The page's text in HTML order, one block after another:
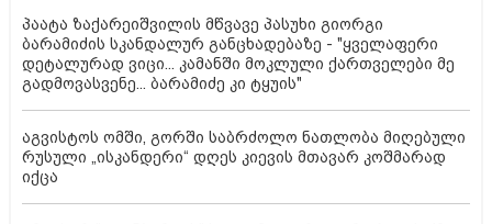
პაატა ზაქარეიშვილის მწვავე პასუხი გიორგი
ბარამიძის სკანდალურ განცხადებაზე - "ყველაფერი
დეტალურად ვიცი... კამანში მოკლული ქართველები მე
გადმოვასვენე... ბარამიძე კი ტყუის"
აგვისტოს ომში, გორში საბრძოლო ნათლობა მიღებული
რუსული „ისკანდერი“ დღეს კიევის მთავარ კოშმარად
იქცა